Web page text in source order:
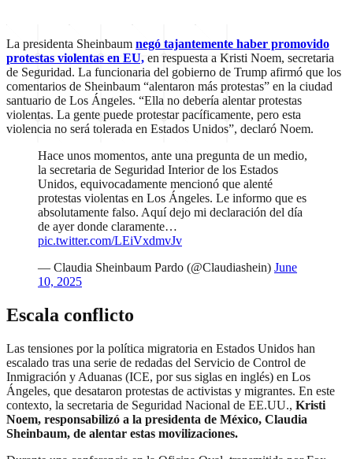
La presidenta Sheinbaum negó tajantemente haber promovido
protestas violentas en EU, en respuesta a Kristi Noem, secretaria
de Seguridad. La funcionaria del gobierno de Trump afirmó que los
comentarios de Sheinbaum “alentaron más protestas” en la ciudad
santuario de Los Ángeles. “Ella no debería alentar protestas
violentas. La gente puede protestar pacíficamente, pero esta
violencia no será tolerada en Estados Unidos”, declaró Noem.
Hace unos momentos, ante una pregunta de un medio,
la secretaria de Seguridad Interior de los Estados
Unidos, equivocadamente mencionó que alenté
protestas violentas en Los Ángeles. Le informo que es
absolutamente falso. Aquí dejo mi declaración del día
de ayer donde claramente…
pic.twitter.com/LEiVxdmvJv
— Claudia Sheinbaum Pardo (@Claudiashein) June
10, 2025
Escala conflicto
Las tensiones por la política migratoria en Estados Unidos han
escalado tras una serie de redadas del Servicio de Control de
Inmigración y Aduanas (ICE, por sus siglas en inglés) en Los
Ángeles, que desataron protestas de activistas y migrantes. En este
contexto, la secretaria de Seguridad Nacional de EE.UU., Kristi
Noem, responsabilizó a la presidenta de México, Claudia
Sheinbaum, de alentar estas movilizaciones.